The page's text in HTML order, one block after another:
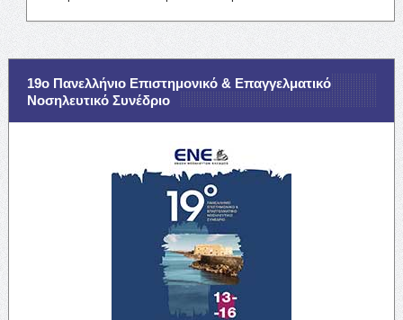
19ο Πανελλήνιο Επιστημονικό & Επαγγελματικό
Νοσηλευτικό Συνέδριο